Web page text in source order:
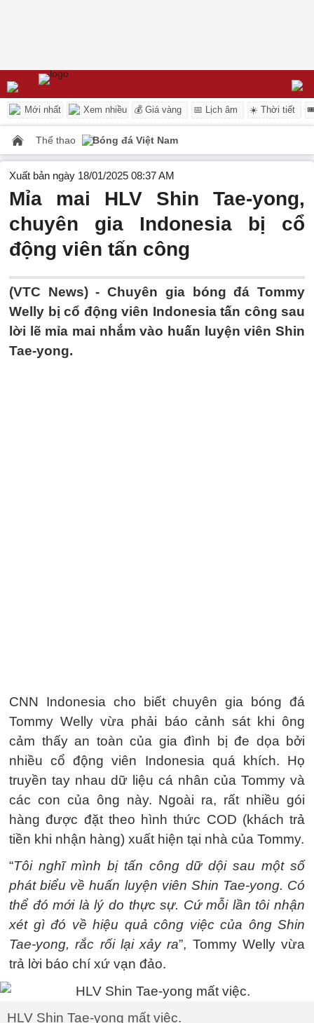
Mới nhất Xem nhiều 💰 Giá vàng 📅 Lịch âm ☀️ Thời tiết
Thể thao Bóng đá Việt Nam
Xuất bản ngày 18/01/2025 08:37 AM
Mỉa mai HLV Shin Tae-yong,
chuyên gia Indonesia bị cổ
động viên tấn công
(VTC News) -Chuyên gia bóng đá Tommy
Welly bị cổ động viên Indonesia tấn công sau
lời lẽ mỉa mai nhắm vào huấn luyện viên Shin
Tae-yong.
CNN Indonesia cho biết chuyên gia bóng đá
Tommy Welly vừa phải báo cảnh sát khi ông
cảm thấy an toàn của gia đình bị đe dọa bởi
nhiều cổ động viên Indonesia quá khích. Họ
truyền tay nhau dữ liệu cá nhân của Tommy và
các con của ông này. Ngoài ra, rất nhiều gói
hàng được đặt theo hình thức COD (khách trả
tiền khi nhận hàng) xuất hiện tại nhà của Tommy.
“Tôi nghĩ mình bị tấn công dữ dội sau một số
phát biểu về huấn luyện viên Shin Tae-yong. Có
thể đó mới là lý do thực sự. Cứ mỗi lần tôi nhận
xét gì đó về hiệu quả công việc của ông Shin
Tae-yong, rắc rối lại xảy ra”, Tommy Welly vừa
trả lời báo chí xứ vạn đảo.
HLV Shin Tae-yong mất việc.